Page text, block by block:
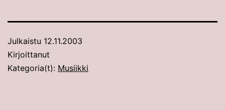
Julkaistu 12.11.2003
Kirjoittanut
Kategoria(t): Musiikki